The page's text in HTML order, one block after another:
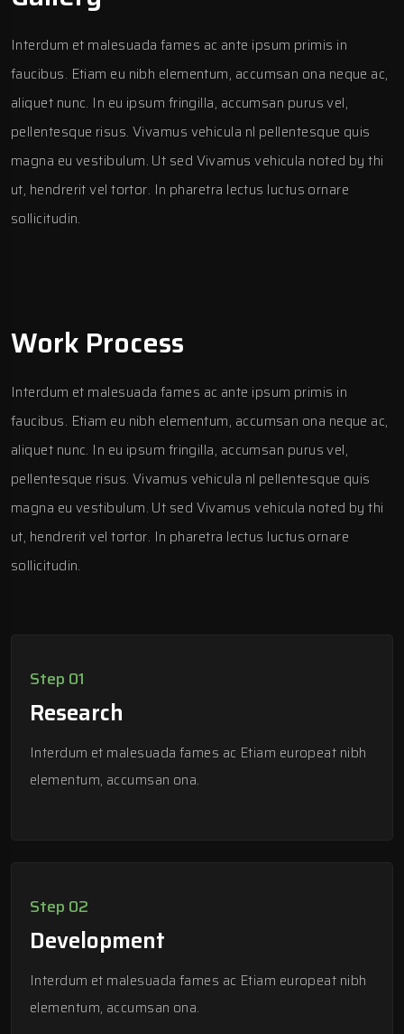
Interdum et malesuada fames ac ante ipsum primis in
faucibus. Etiam eu nibh elementum, accumsan ona neque ac,
aliquet nunc. In eu ipsum fringilla, accumsan purus vel,
pellentesque risus. Vivamus vehicula nl pellentesque quis
magna eu vestibulum. Ut sed Vivamus vehicula noted by thi
ut, hendrerit vel tortor. In pharetra lectus luctus ornare
sollicitudin.
Work Process
Interdum et malesuada fames ac ante ipsum primis in
faucibus. Etiam eu nibh elementum, accumsan ona neque ac,
aliquet nunc. In eu ipsum fringilla, accumsan purus vel,
pellentesque risus. Vivamus vehicula nl pellentesque quis
magna eu vestibulum. Ut sed Vivamus vehicula noted by thi
ut, hendrerit vel tortor. In pharetra lectus luctus ornare
sollicitudin.
Step 01
Research
Interdum et malesuada fames ac Etiam europeat nibh
elementum, accumsan ona.
Step 02
Development
Interdum et malesuada fames ac Etiam europeat nibh
elementum, accumsan ona.